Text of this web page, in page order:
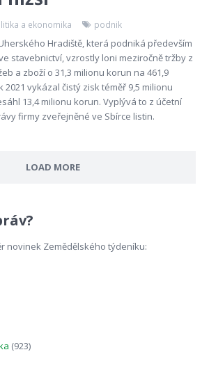
a ekonomika podnik
Hradiště, která podniká především
stavebnictví, vzrostly loni meziročně tržby z
a zboží o 31,3 milionu korun na 461,9
2021 vykázal čistý zisk téměř 9,5 milionu
13,4 milionu korun. Vyplývá to z účetní
firmy zveřejněné ve Sbírce listin.
LOAD MORE
novinek Zemědělského týdeníku:
(923)